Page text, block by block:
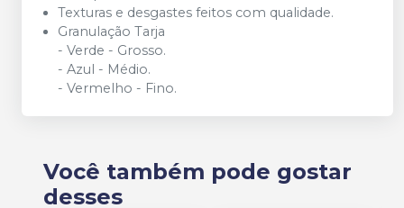
Texturas e desgastes feitos com qualidade.
Granulação Tarja
- Verde - Grosso.
- Azul - Médio.
- Vermelho - Fino.
Você também pode gostar
desses